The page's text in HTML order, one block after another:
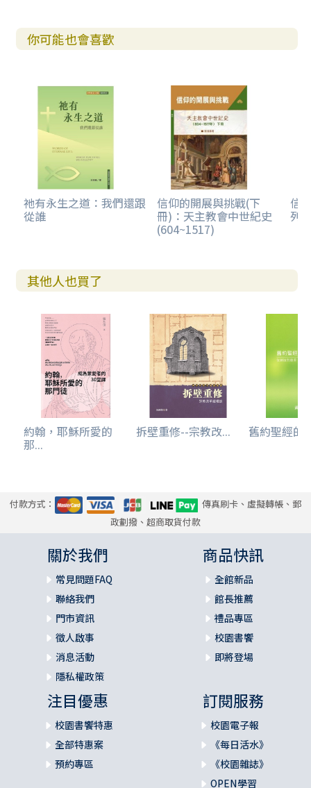
你可能也會喜歡
祂有永生之道：我們還跟
從誰
信仰的開展與挑戰(下
冊)：天主教會中世紀史
(604~1517)
信
列
其他人也買了
約翰，耶穌所愛的
那...
拆壁重修--宗教改... 舊約聖經的
付款方式：
傳真刷卡、虛擬轉帳、郵
政劃撥、超商取貨付款
關於我們
常見問題FAQ
聯絡我們
門市資訊
徵人啟事
消息活動
隱私權政策
商品快訊
全館新品
館長推薦
禮品專區
校園書饗
即將登場
注目優惠
校園書饗特惠
全部特惠案
預約專區
訂閱服務
校園電子報
《每日活水》
《校園雜誌》
OPEN學習